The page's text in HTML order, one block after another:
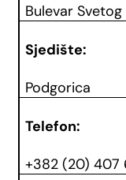
Bulevar
Sjedište:
Podgorica
Telefon:
+382 (20) 407